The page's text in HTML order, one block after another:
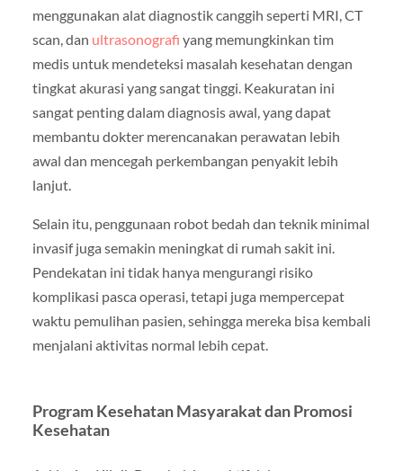
menggunakan alat diagnostik canggih seperti MRI, CT
scan, dan ultrasonografi yang memungkinkan tim
medis untuk mendeteksi masalah kesehatan dengan
tingkat akurasi yang sangat tinggi. Keakuratan ini
sangat penting dalam diagnosis awal, yang dapat
membantu dokter merencanakan perawatan lebih
awal dan mencegah perkembangan penyakit lebih
lanjut.
Selain itu, penggunaan robot bedah dan teknik minimal
invasif juga semakin meningkat di rumah sakit ini.
Pendekatan ini tidak hanya mengurangi risiko
komplikasi pasca operasi, tetapi juga mempercepat
waktu pemulihan pasien, sehingga mereka bisa kembali
menjalani aktivitas normal lebih cepat.
Program Kesehatan Masyarakat dan Promosi
Kesehatan